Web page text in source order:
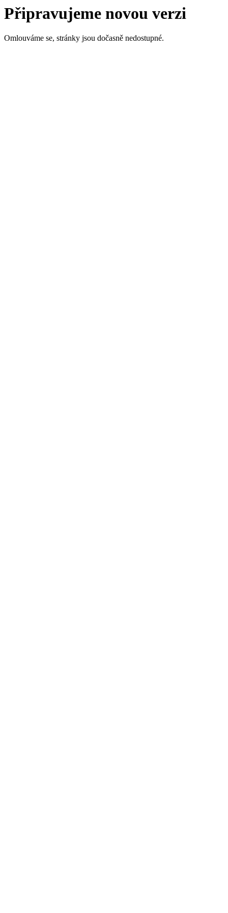
Připravujeme novou verzi
Omlouváme se, stránky jsou dočasně nedostupné.